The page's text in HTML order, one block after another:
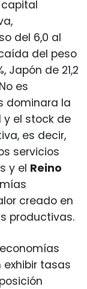
del 6,0 al
del peso
Japón de 21,2
es
dominara la
el stock de
es decir,
servicios
y el Reino
creado en
productivas.
tasas